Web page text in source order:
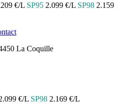
€/L SP95 2.099 €/L SP98 2.159
La Coquille
€/L SP98 2.169 €/L